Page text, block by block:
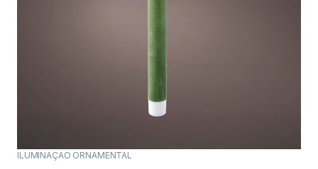
ILUMINAÇAO ORNAMENTAL